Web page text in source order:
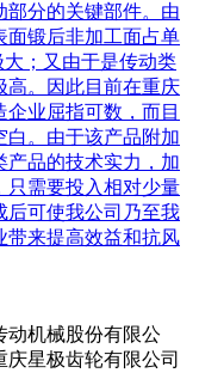
部分的关键部件。由
面锻后非加工面占单
；又由于是传动类
高。因此目前在重庆
业屈指可数，而目
白。由于该产品附加
产品的技术实力，加
只需要投入相对少量
后可使我公司乃至我
带来提高效益和抗风
机械股份有限公
星极齿轮有限公司